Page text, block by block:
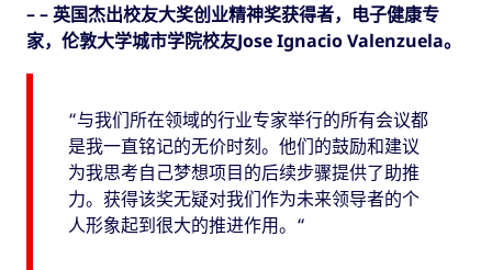
– – 英国杰出校友大奖创业精神奖获得者，电子健康专
家，伦敦大学城市学院校友Jose Ignacio Valenzuela。
“与我们所在领域的行业专家举行的所有会议都
是我一直铭记的无价时刻。他们的鼓励和建议
为我思考自己梦想项目的后续步骤提供了助推
力。获得该奖无疑对我们作为未来领导者的个
人形象起到很大的推进作用。“